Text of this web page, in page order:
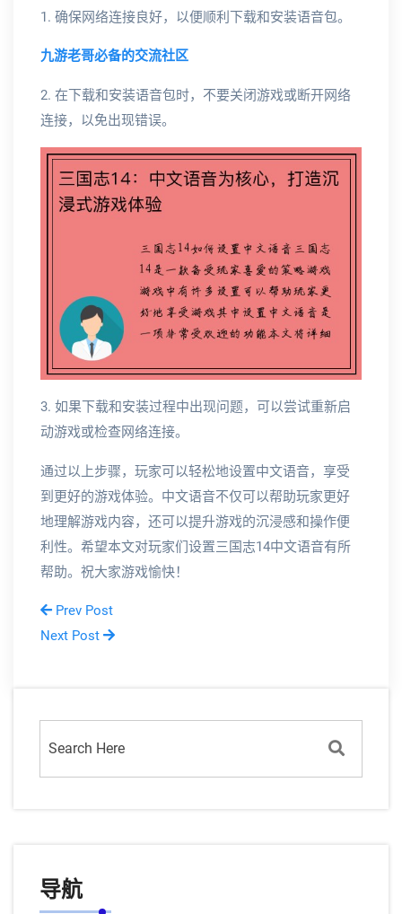
1. 确保网络连接良好，以便顺利下载和安装语音包。
九游老哥必备的交流社区
2. 在下载和安装语音包时，不要关闭游戏或断开网络
连接，以免出现错误。
3. 如果下载和安装过程中出现问题，可以尝试重新启
动游戏或检查网络连接。
通过以上步骤，玩家可以轻松地设置中文语音，享受
到更好的游戏体验。中文语音不仅可以帮助玩家更好
地理解游戏内容，还可以提升游戏的沉浸感和操作便
利性。希望本文对玩家们设置三国志14中文语音有所
帮助。祝大家游戏愉快！
Prev Post
Next Post
导航